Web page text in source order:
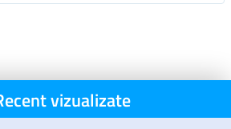
vizualizate